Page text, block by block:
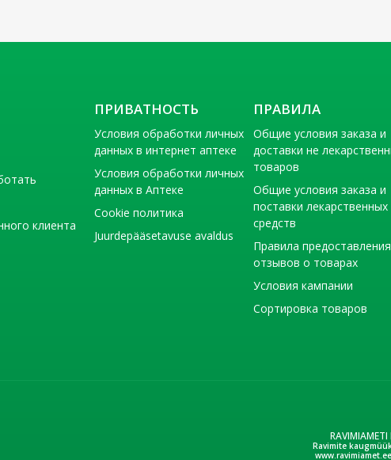
клиента
ПРИВАТНОСТЬ
Условия обработки личных
данных в интернет аптеке
Условия обработки личных
данных в Аптеке
Cookie политика
Juurdepääsetavuse avaldus
ПРАВИЛА
Общие условия заказа и
доставки не
товаров
Общие условия заказа и
поставки лекарственных
средств
Правила предоставления
отзывов о товарах
Условия кампании
Сортировка товаров
Ravimite
www.ravimiamet.ee